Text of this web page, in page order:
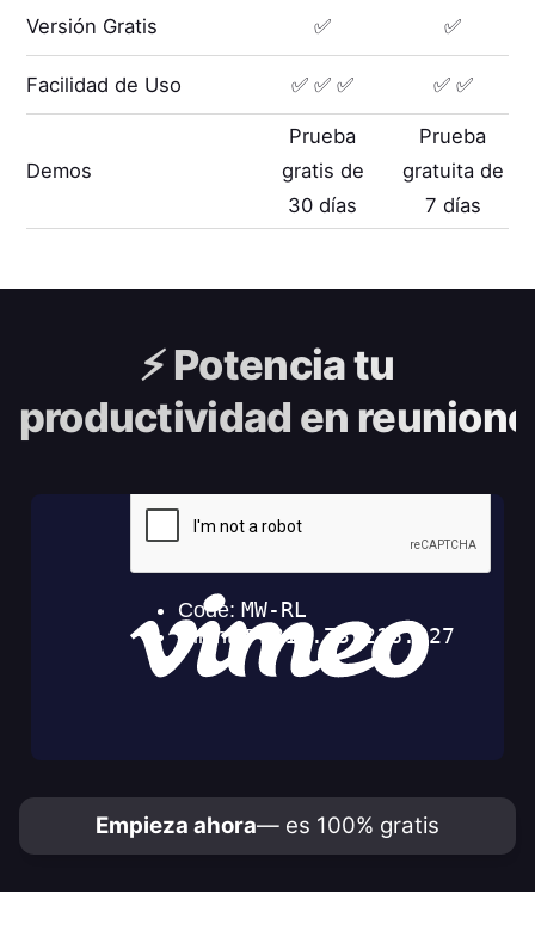
Versión Gratis ✅ ✅
Facilidad de Uso ✅ ✅ ✅ ✅ ✅
Demos
Prueba
gratis de
30 días
Prueba
gratuita de
7 días
⚡️Potencia tu
productividad en
Empieza ahora— es 100% gratis